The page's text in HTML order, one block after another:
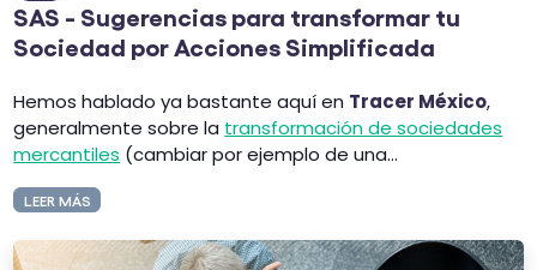
SAS - Sugerencias para transformar tu
Sociedad por Acciones Simplificada
Hemos hablado ya bastante aquí en Tracer México,
generalmente sobre la transformación de sociedades
mercantiles (cambiar por ejemplo de una...
LEER MÁS